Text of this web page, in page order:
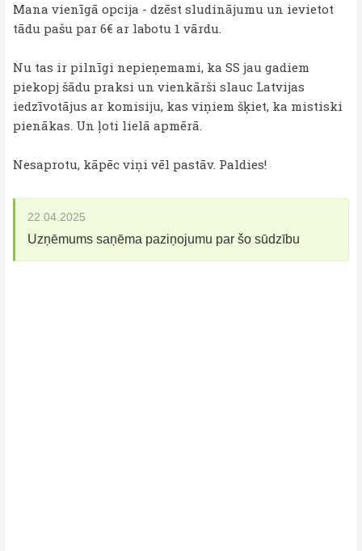
Mana vienīgā opcija - dzēst sludinājumu un ievietot
tādu pašu par 6€ ar labotu 1 vārdu.
Nu tas ir pilnīgi nepieņemami, ka SS jau gadiem
piekopj šādu praksi un vienkārši slauc Latvijas
iedzīvotājus ar komisiju, kas viņiem šķiet, ka mistiski
pienākas. Un ļoti lielā apmērā.
Nesaprotu, kāpēc viņi vēl pastāv. Paldies!
22.04.2025
Uzņēmums saņēma paziņojumu par šo sūdzību